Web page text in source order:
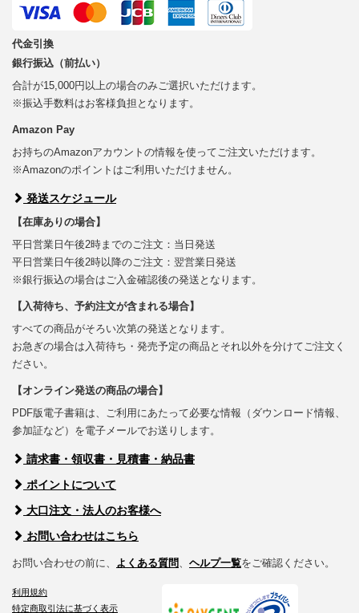
代金引換
銀行振込（前払い）
合計が15,000円以上の場合のみご選択いただけます。
※振込手数料はお客様負担となります。
Amazon Pay
お持ちのAmazonアカウントの情報を使ってご注文いただけます。
※Amazonのポイントはご利用いただけません。
発送スケジュール
【在庫ありの場合】
平日営業日午後2時までのご注文：当日発送
平日営業日午後2時以降のご注文：翌営業日発送
※銀行振込の場合はご入金確認後の発送となります。
【入荷待ち、予約注文が含まれる場合】
すべての商品がそろい次第の発送となります。
お急ぎの場合は入荷待ち・発売予定の商品とそれ以外を分けてご注文く
ださい。
【オンライン発送の商品の場合】
PDF版電子書籍は、ご利用にあたって必要な情報（ダウンロード情報、
参加証など）を電子メールでお送りします。
請求書・領収書・見積書・納品書
ポイントについて
大口注文・法人のお客様へ
お問い合わせはこちら
お問い合わせの前に、 よくある質問 ヘルプ一覧をご確認ください。
利用規約
特定商取引法に基づく表示